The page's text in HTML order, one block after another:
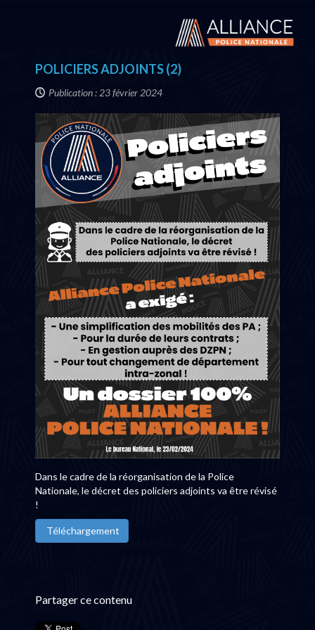
POLICIERS ADJOINTS (2)
Publication : 23 février 2024
Dans le cadre de la réorganisation de la Police
Nationale, le décret des policiers adjoints va être révisé
!
Téléchargement
Partager ce contenu